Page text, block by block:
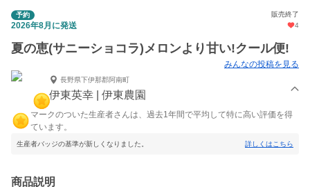
予約 販売終了
2026年8月に発送 4
夏の恵(サニーショコラ)メロンより甘い!クール便!
みんなの投稿を見る
長野県下伊那郡阿南町
伊東英幸 | 伊東農園
マークのついた生産者さんは、過去1年間で平均して特に高い評価を得
ています。
生産者バッジの基準が新しくなりました。 詳しくはこちら
商品説明